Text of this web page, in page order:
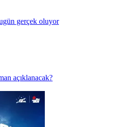
gerçek oluyor
açıklanacak?